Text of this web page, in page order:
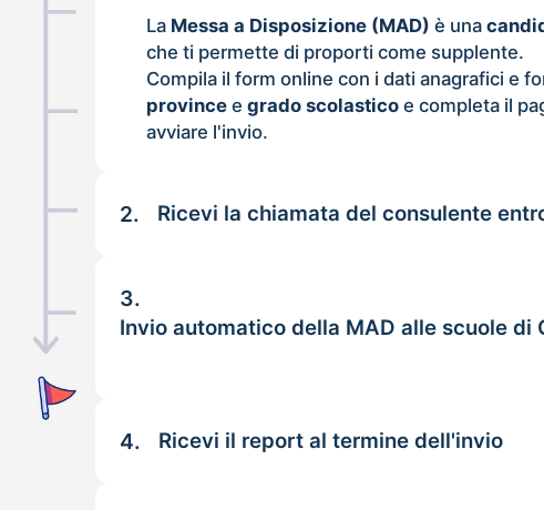
La Messa a Disposizione (MAD) è una
che ti permette di proporti come supplente.
Compila il form online con i dati anagrafici e
province egrado scolastico e completa il
avviare l'invio.
2. Ricevi la chiamata del consulente
3.
Invio automatico della MAD alle scuole di
4. Ricevi il report al termine dell'invio